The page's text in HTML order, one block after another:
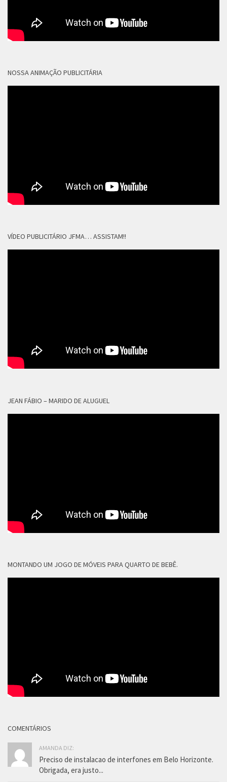
NOSSA ANIMAÇÃO PUBLICITÁRIA
VÍDEO PUBLICITÁRIO JFMA… ASSISTAM!!
JEAN FÁBIO – MARIDO DE ALUGUEL
MONTANDO UM JOGO DE MÓVEIS PARA QUARTO DE BEBÊ.
COMENTÁRIOS
AMANDA DIZ:
Preciso de instalacao de interfones em Belo Horizonte.
Obrigada, era justo...